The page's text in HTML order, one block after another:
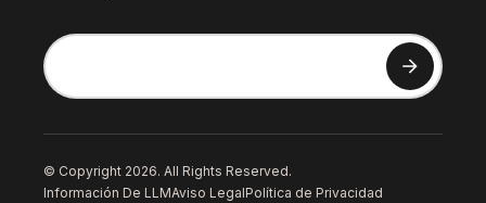
© Copyright 2026. All Rights Reserved.
Información De LLMAviso LegalPolítica de Privacidad